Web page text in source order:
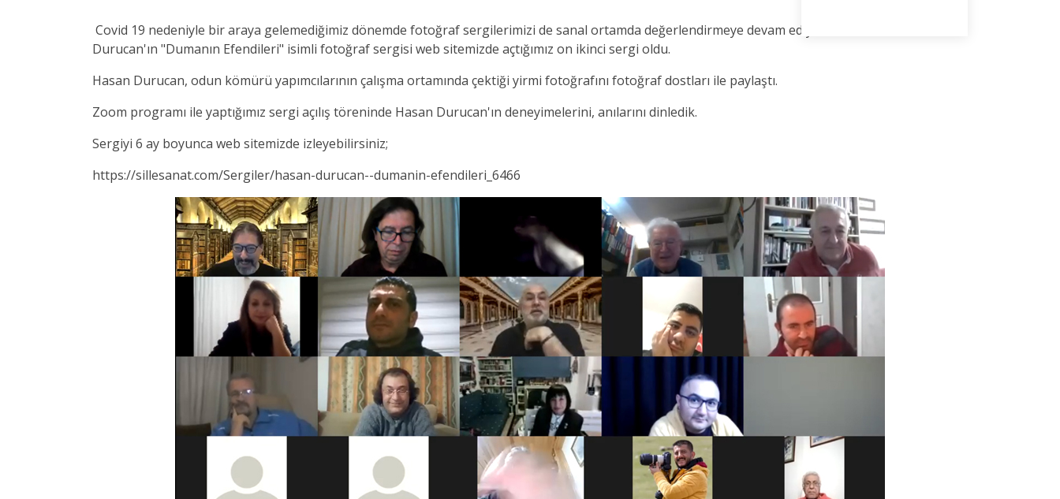
Covid 19 nedeniyle bir araya gelemediğimiz dönemde fotoğraf sergilerimizi de sanal ortamda değerlendirmeye devam ediyoruz. Bu dönemde Hasan
Durucan'ın "Dumanın Efendileri" isimli fotoğraf sergisi web sitemizde açtığımız on ikinci sergi oldu.
Hasan Durucan, odun kömürü yapımcılarının çalışma ortamında çektiği yirmi fotoğrafını fotoğraf dostları ile paylaştı.
Zoom programı ile yaptığımız sergi açılış töreninde Hasan Durucan'ın deneyimelerini, anılarını dinledik.
Sergiyi 6 ay boyunca web sitemizde izleyebilirsiniz;
https://sillesanat.com/Sergiler/hasan-durucan--dumanin-efendileri_6466